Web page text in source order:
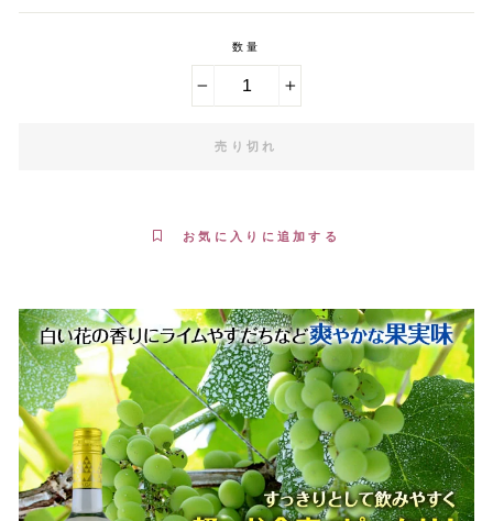
数量
売り切れ
お気に入りに追加する